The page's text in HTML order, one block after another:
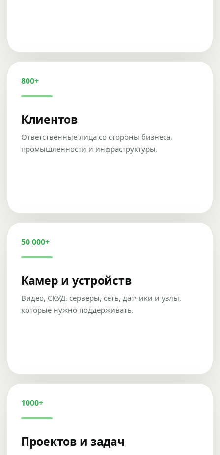
800+
Клиентов
Ответственные лица со стороны бизнеса,
промышленности и инфраструктуры.
50 000+
Камер и устройств
Видео, СКУД, серверы, сеть, датчики и узлы,
которые нужно поддерживать.
1000+
Проектов и задач